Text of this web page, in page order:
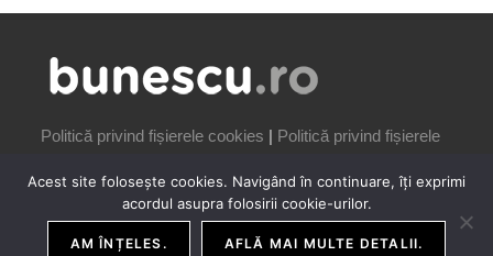
Politică privind fișierele cookies | Politică privind fișierele
Acest site folosește cookies. Navigând în continuare, îți exprimi
acordul asupra folosirii cookie-urilor.
AM ÎNȚELES. AFLĂ MAI MULTE DETALII.